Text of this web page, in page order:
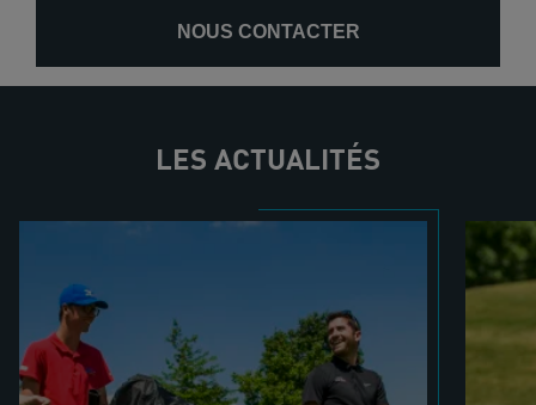
NOUS CONTACTER
LES ACTUALITÉS